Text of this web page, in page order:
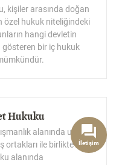
özel hukuk niteliğindeki
hangi devletin
bir iç hukuk
alanında uzman
ortakları ile birlikte
alanında
İletişim